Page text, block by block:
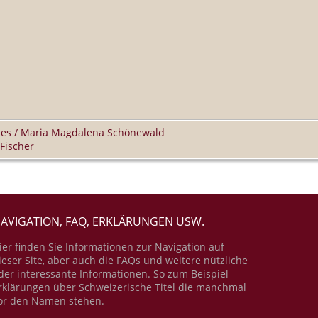
/ Maria Magdalena Schönewald
FAQ, ERKLÄRUNGEN USW.
finden Sie Informationen zur Navigation auf
Site, aber auch die FAQs und weitere nützliche
interessante Informationen. So zum Beispiel
über Schweizerische Titel die manchmal
den Namen stehen.